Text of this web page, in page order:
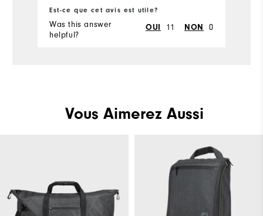
Est-ce que cet avis est utile?
Was this answer
helpful?
OUI 11 NON 0
Vous Aimerez Aussi